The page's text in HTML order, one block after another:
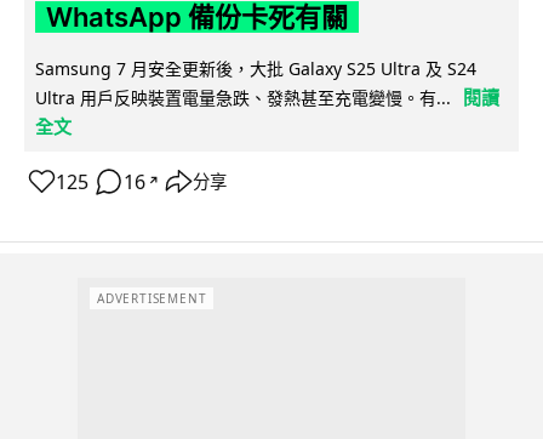
WhatsApp 備份卡死有關
Samsung 7 月安全更新後，大批 Galaxy S25 Ultra 及 S24
Ultra 用戶反映裝置電量急跌、發熱甚至充電變慢。有...
閱讀
全文
125 16 ↗ 分享
ADVERTISEMENT